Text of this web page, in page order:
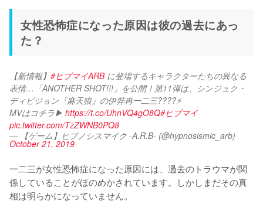
女性恐怖症になった原因は彼の過去にあっ
た？
【新情報】 #ヒプマイARB に登場するキャラクターたちの異なる
表情…「ANOTHER SHOT!!!」を公開！第11弾は、シンジュク・
ディビジョン『麻天狼』の伊弉冉一二三????⚡
MVはコチラ▶ https://t.co/UhnVQ4gO8Q#ヒプマイ
pic.twitter.com/TzZWNB0PQ8
— 【ゲーム】ヒプノシスマイク -A.R.B- (@hypnosismic_arb)
October 21, 2019
一二三が女性恐怖症になった原因には、過去のトラウマが関
係していることがほのめかされています。しかしまだその真
相は明らかになっていません。